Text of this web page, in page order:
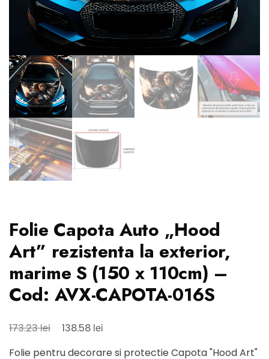
Folie Capota Auto „Hood
Art” rezistenta la exterior,
marime S (150 x 110cm) –
Cod: AVX-CAPOTA-016S
173.23lei
Prețul
138.58 lei
Folie pentru decorare si protectie Capota "Hood Art"